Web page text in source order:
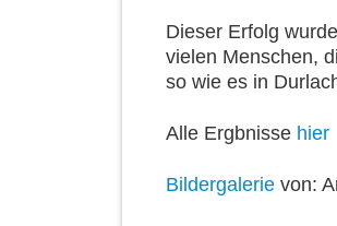
Dieser Erfolg
vielen Menschen,
so wie es in
Alle Ergbnisse hier
Bildergalerie von: